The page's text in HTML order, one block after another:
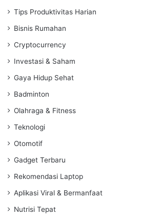
Tips Produktivitas Harian
Bisnis Rumahan
Cryptocurrency
Investasi & Saham
Gaya Hidup Sehat
Badminton
Olahraga & Fitness
Teknologi
Otomotif
Gadget Terbaru
Rekomendasi Laptop
Aplikasi Viral & Bermanfaat
Nutrisi Tepat